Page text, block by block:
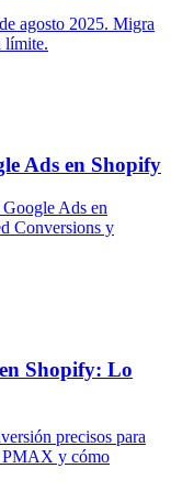
agosto 2025. Migra
límite.
Ads en Shopify
Ads en
Conversions y
Shopify: Lo
precisos para
PMAX y cómo